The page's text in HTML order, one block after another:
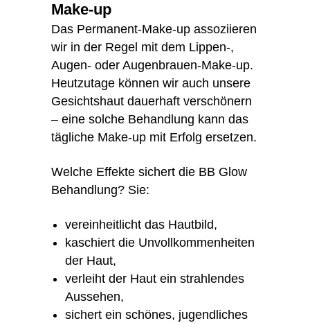
Make-up
Das Permanent-Make-up assoziieren
wir in der Regel mit dem Lippen-,
Augen- oder Augenbrauen-Make-up.
Heutzutage können wir auch unsere
Gesichtshaut dauerhaft verschönern
– eine solche Behandlung kann das
tägliche Make-up mit Erfolg ersetzen.
Welche Effekte sichert die BB Glow
Behandlung? Sie:
vereinheitlicht das Hautbild,
kaschiert die Unvollkommenheiten
der Haut,
verleiht der Haut ein strahlendes
Aussehen,
sichert ein schönes, jugendliches